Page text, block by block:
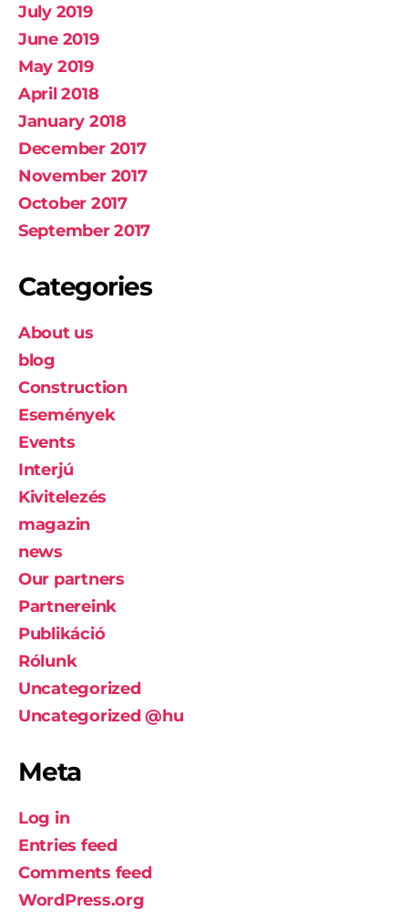
July 2019
June 2019
May 2019
April 2018
January 2018
December 2017
November 2017
October 2017
September 2017
Categories
About us
blog
Construction
Események
Events
Interjú
Kivitelezés
magazin
news
Our partners
Partnereink
Publikáció
Rólunk
Uncategorized
Uncategorized @hu
Meta
Log in
Entries feed
Comments feed
WordPress.org